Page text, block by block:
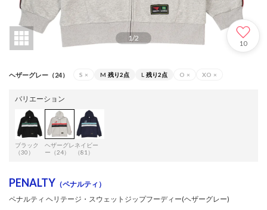
1/2
10
ヘザーグレー（24） S × M 残り2点 L 残り2点 O × XO ×
バリエーション
ブラック
（30）
ヘザーグレ
ー（24）
ネイビー
（81）
PENALTY （ペナルティ）
ペナルティ ヘリテージ・スウェットジップフーディー(ヘザーグレー)